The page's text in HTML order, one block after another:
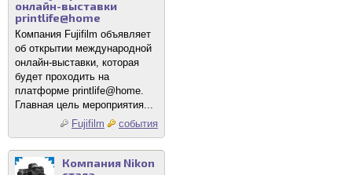
онлайн-выставки
printlife@home
Компания Fujifilm объявляет
об открытии международной
онлайн-выставки, которая
будет проходить на
платформе printlife@home.
Главная цель мероприятия...
Fujifilm
события
Компания Nikon